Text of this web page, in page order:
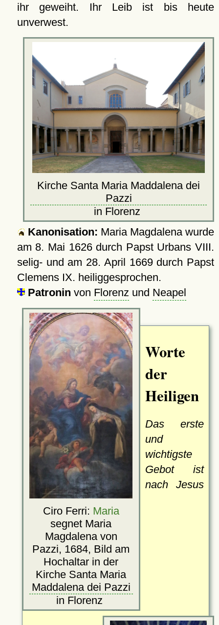
ihr geweiht. Ihr Leib ist bis heute
unverwest.
Kirche Santa Maria Maddalena dei
Pazzi
in Florenz
Kanonisation: Maria Magdalena wurde
am 8. Mai 1626durch Papst Urbans VIII.
selig- und am 28. April 1669durch Papst
Clemens IX. heiliggesprochen.
Patronin von Florenz und Neapel
Ciro Ferri: Maria
segnet Maria
Magdalena von
Pazzi, 1684, Bild am
Hochaltar in der
Kirche Santa Maria
Maddalena dei Pazzi
in Florenz
Worte
der
Heiligen
Das erste
und
wichtigste
Gebot ist
nach Jesus